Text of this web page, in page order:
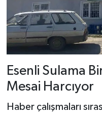
Esenli Sulama
Mesai Harcıyor
Haber çalışmaları